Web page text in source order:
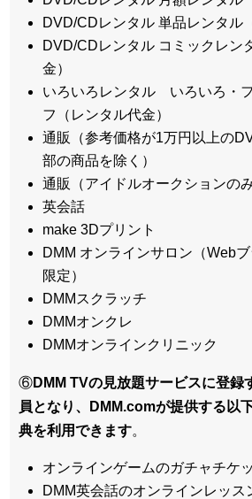
DVD/CDレンタル 単品レンタル
DVD/CDレンタル コミックレン
金）
いろいろレンタル いろいろ・
フ（レンタル代金）
通販（参考価格が1万円以上の
部の商品を除く）
通販（アイドルオークションのみ
英会話
make 3Dプリント
DMM オンラインサロン（Web
限定）
DMMスクラッチ
DMMオンクレ
DMMオンラインクリニック
⑥DMM TVの見放題サービスに登録
員となり、DMM.comが提供する以
典を利用できます。
オンラインゲームのガチャチケ
DMM英会話のオンラインレッス